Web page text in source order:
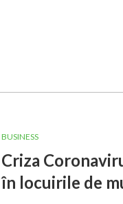
BUSINESS
Criza
în locuirile de